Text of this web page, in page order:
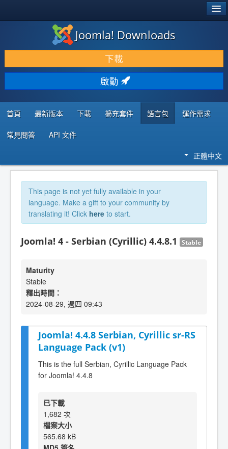
下載 & 擴充
發現 & 學習
社群 & 支援
程式者資源
Joomla! Downloads
下載
啟動
首頁 最新版本 下載 擴充套件 語言包 運作需求
常見問答 API 文件
正體中文
This page is not yet fully available in your
language. Make a gift to your community by
translating it! Click here to start.
Joomla! 4 - Serbian (Cyrillic) 4.4.8.1 Stable
Maturity
Stable
釋出時間：
2024-08-29, 週四 09:43
Joomla! 4.4.8 Serbian, Cyrillic sr-RS
Language Pack (v1)
This is the full Serbian, Cyrillic Language Pack
for Joomla! 4.4.8
已下載
1,682 次
檔案大小
565.68 kB